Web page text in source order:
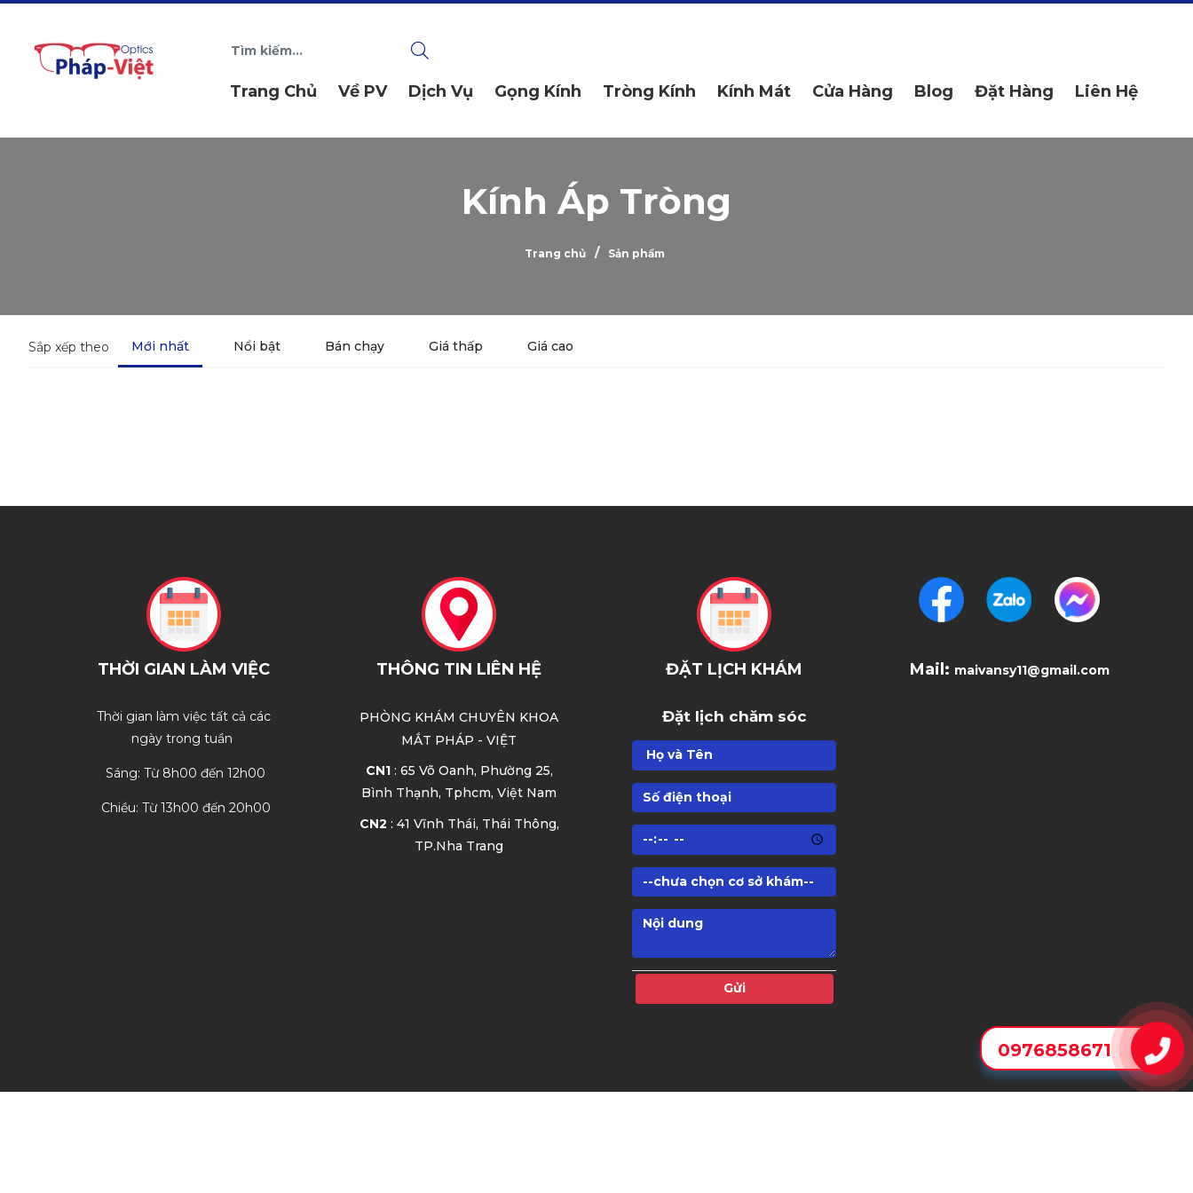
Trang Chủ Về PV Dịch Vụ Gọng Kính Tròng Kính Kính Mát Cửa Hàng Blog Đặt Hàng Liên Hệ
Kính Áp Tròng
Trang chủ / Sản phẩm
Sắp xếp theo Mới nhất Nổi bật Bán chạy Giá thấp Giá cao
THỜI GIAN LÀM VIỆC
Thời gian làm việc tất cả các
ngày trong tuần
Sáng: Từ 8h00 đến 12h00
Chiều: Từ 13h00 đến 20h00
THÔNG TIN LIÊN HỆ
PHÒNG KHÁM CHUYÊN KHOA
MẮT PHÁP - VIỆT
CN1: 65 Võ Oanh, Phường 25,
Bình Thạnh, Tphcm, Việt Nam
CN2 : 41 Vĩnh Thái, Thái Thông,
TP.Nha Trang
ĐẶT LỊCH KHÁM
Đặt lịch chăm sóc
Gửi
Mail: maivansy11@gmail.com
0976858671